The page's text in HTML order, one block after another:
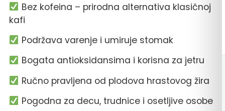
Bez kofeina – prirodna alternativa klasičnoj
kafi
Podržava varenje i umiruje stomak
Bogata antioksidansima i korisna za jetru
Ručno pravljena od plodova hrastovog žira
Pogodna za decu, trudnice i osetljive osobe